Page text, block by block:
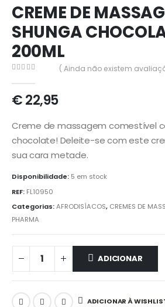
CREME DE
SHUNGA
200ML
( Ainda não existem
€22,95
Creme de massagem comestível
chocolate! Deleite-se com este
sua cara metade.
Disponibilidade: 5 em stock
REF: FL10950
Categorias:AFRODISÍACOS, CREMES DE
PHARMA
ADICIONAR
ADICIONAR À